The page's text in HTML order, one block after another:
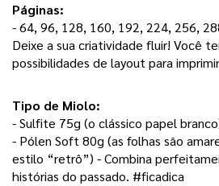
Páginas:
Deixe a sua criatividade fluir! Você
possibilidades de layout para
Tipo de Miolo:
- Sulfite 75g (o clássico papel
- Pólen Soft 80g (as folhas são
estilo “retrô”) - Combina
histórias do passado. #ficadica